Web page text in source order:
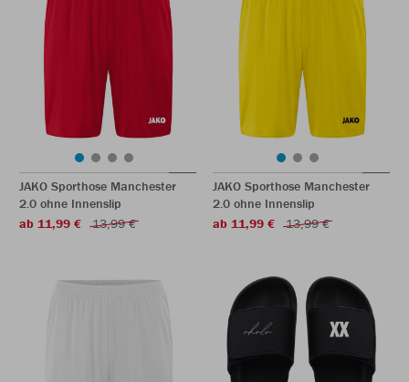
JAKO Sporthose Manchester
2.0 ohne Innenslip
ab 11,99 €
13,99 €
JAKO Sporthose Manchester
2.0 ohne Innenslip
ab 11,99 €
13,99 €